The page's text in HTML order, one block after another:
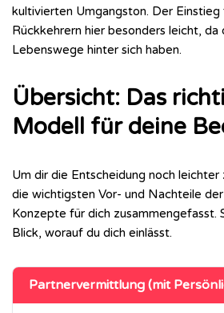
kultivierten Umgangston. Der Einstieg
Rückkehrern hier besonders leicht,
Lebenswege hinter sich haben.
Übersicht: Das
Modell für deine
Um dir die Entscheidung noch leichter
die wichtigsten Vor- und Nachteile
Konzepte für dich zusammengefasst.
Blick, worauf du dich einlässt.
Partnervermittlung (mit